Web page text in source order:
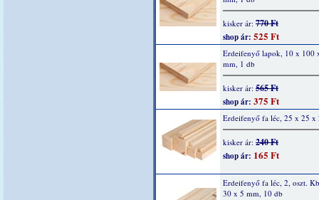
kisker ár: 770 Ft
shop ár: 525 Ft
Erdeifenyő lapok, 10 x 100
mm, 1 db
kisker ár: 565 Ft
shop ár: 375 Ft
Erdeifenyő fa léc, 25 x 25 x
kisker ár: 240 Ft
shop ár: 165 Ft
Erdeifenyő fa léc, 2, oszt.
30 x 5 mm, 10 db